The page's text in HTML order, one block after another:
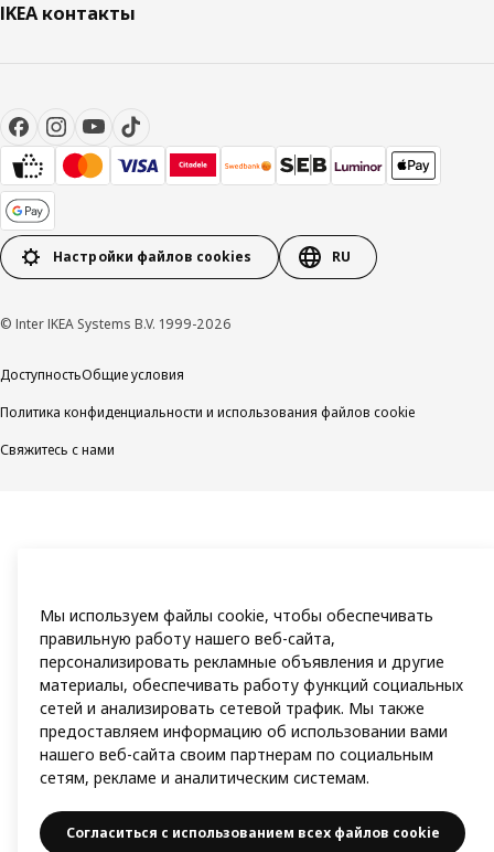
IKEA контакты
Настройки файлов cookies RU
© Inter IKEA Systems B.V. 1999-2026
ДоступностьОбщие условия
Политика конфиденциальности и использования файлов cookie
Свяжитесь с нами
Мы используем файлы cookie, чтобы обеспечивать
правильную работу нашего веб-сайта,
персонализировать рекламные объявления и другие
материалы, обеспечивать работу функций социальных
сетей и анализировать сетевой трафик. Мы также
предоставляем информацию об использовании вами
нашего веб-сайта своим партнерам по социальным
сетям, рекламе и аналитическим системам.
Согласиться с использованием всех файлов cookie